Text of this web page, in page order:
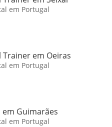
em Portugal
Trainer em Oeiras
em Portugal
Guimarães
em Portugal